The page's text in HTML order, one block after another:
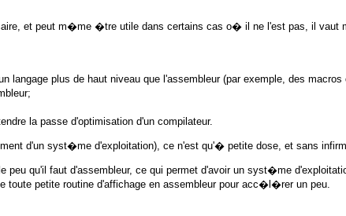
et peut m�me �tre utile dans certains cas o� il ne l'est pas, il vaut
plus de haut niveau que l'assembleur (par exemple, des
la passe d'optimisation d'un compilateur.
d'un syst�me d'exploitation), ce n'est qu'� petite dose, et sans
qu'il faut d'assembleur, ce qui permet d'avoir un syst�me
petite routine d'affichage en assembleur pour acc�l�rer un peu.